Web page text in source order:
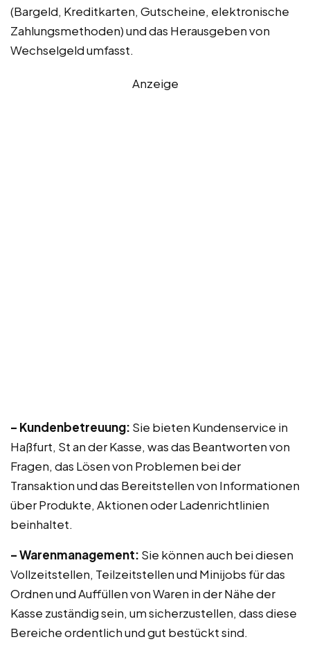
(Bargeld, Kreditkarten, Gutscheine, elektronische
Zahlungsmethoden) und das Herausgeben von
Wechselgeld umfasst.
Anzeige
– Kundenbetreuung: Sie bieten Kundenservice in
Haßfurt, St an der Kasse, was das Beantworten von
Fragen, das Lösen von Problemen bei der
Transaktion und das Bereitstellen von Informationen
über Produkte, Aktionen oder Ladenrichtlinien
beinhaltet.
– Warenmanagement: Sie können auch bei diesen
Vollzeitstellen, Teilzeitstellen und Minijobs für das
Ordnen und Auffüllen von Waren in der Nähe der
Kasse zuständig sein, um sicherzustellen, dass diese
Bereiche ordentlich und gut bestückt sind.